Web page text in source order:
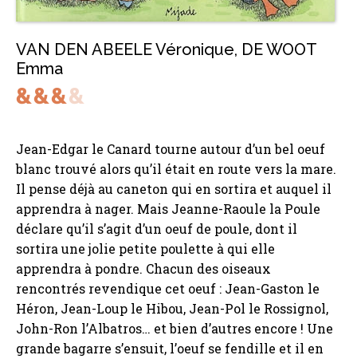
VAN DEN ABEELE Véronique, DE WOOT
Emma
Jean-Edgar le Canard tourne autour d’un bel oeuf
blanc trouvé alors qu’il était en route vers la mare.
Il pense déjà au caneton qui en sortira et auquel il
apprendra à nager. Mais Jeanne-Raoule la Poule
déclare qu’il s’agit d’un oeuf de poule, dont il
sortira une jolie petite poulette à qui elle
apprendra à pondre. Chacun des oiseaux
rencontrés revendique cet oeuf : Jean-Gaston le
Héron, Jean-Loup le Hibou, Jean-Pol le Rossignol,
John-Ron l’Albatros… et bien d’autres encore ! Une
grande bagarre s’ensuit, l’oeuf se fendille et il en